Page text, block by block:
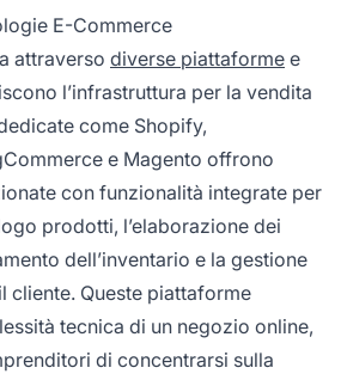
E-Commerce
attraverso diverse piattaforme e
l’infrastruttura per la vendita
come Shopify,
e Magento offrono
con funzionalità integrate per
prodotti, l’elaborazione dei
dell’inventario e la gestione
cliente. Queste piattaforme
tecnica di un negozio online,
di concentrarsi sulla